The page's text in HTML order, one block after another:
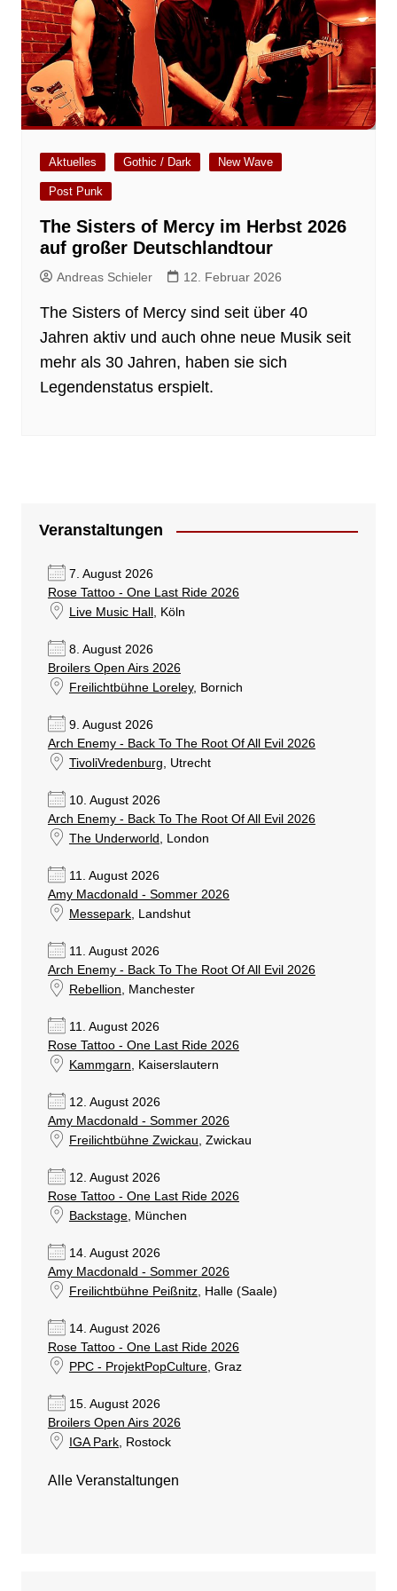
Aktuelles Gothic / Dark New Wave
Post Punk
The Sisters of Mercy im Herbst 2026
auf großer Deutschlandtour
Andreas Schieler 12. Februar 2026
The Sisters of Mercy sind seit über 40
Jahren aktiv und auch ohne neue Musik seit
mehr als 30 Jahren, haben sie sich
Legendenstatus erspielt.
Veranstaltungen
7. August 2026
Rose Tattoo - One Last Ride 2026
Live Music Hall , Köln
8. August 2026
Broilers Open Airs 2026
Freilichtbühne Loreley, Bornich
9. August 2026
Arch Enemy - Back To The Root Of All Evil 2026
TivoliVredenburg, Utrecht
10. August 2026
Arch Enemy - Back To The Root Of All Evil 2026
The Underworld , London
11. August 2026
Amy Macdonald - Sommer 2026
Messepark, Landshut
11. August 2026
Arch Enemy - Back To The Root Of All Evil 2026
Rebellion, Manchester
11. August 2026
Rose Tattoo - One Last Ride 2026
Kammgarn, Kaiserslautern
12. August 2026
Amy Macdonald - Sommer 2026
Freilichtbühne Zwickau, Zwickau
12. August 2026
Rose Tattoo - One Last Ride 2026
Backstage, München
14. August 2026
Amy Macdonald - Sommer 2026
Freilichtbühne Peißnitz, Halle (Saale)
14. August 2026
Rose Tattoo - One Last Ride 2026
PPC - ProjektPopCulture, Graz
15. August 2026
Broilers Open Airs 2026
IGA Park, Rostock
Alle Veranstaltungen